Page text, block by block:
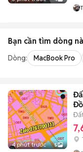
Bạn cần tìm dòng
Dòng: MacBook Pro
4 phút trước 5